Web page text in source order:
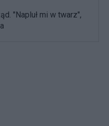
"Napluł mi w twarz",